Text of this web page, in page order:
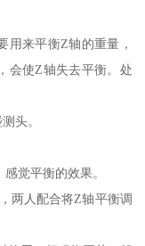
用来平衡Z轴的重量，
会使Z轴失去平衡。处
头。
觉平衡的效果。
两人配合将Z轴平衡调